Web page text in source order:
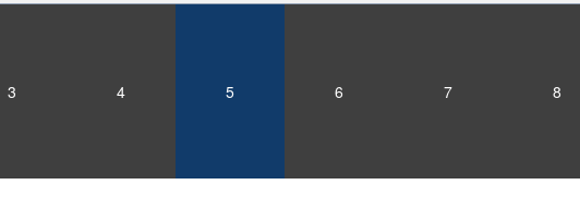
3 4 5 6 7 8